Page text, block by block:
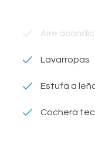
Aire
Lavarropas
Estufa a
Cochera